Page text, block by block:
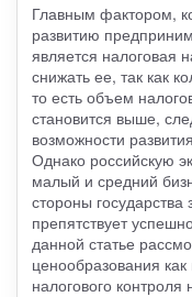
Главным фактором,
развитию
является налоговая
снижать ее, так как
то есть объем
становится выше,
возможности
Однако российскую
малый и средний
стороны государства
препятствует
данной статье
ценообразования
налогового